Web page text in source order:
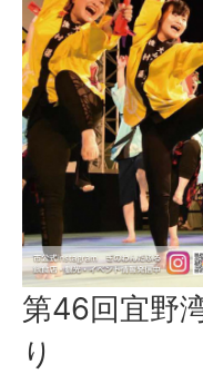
第46回宜野
り